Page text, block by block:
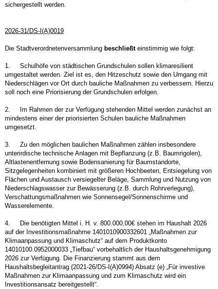
sichergestellt werden.
2026-31/DS-I(A)0019
Die Stadtverordnetenversammlung beschließteinstimmig wie folgt:
1.
Schulhöfe von städtischen Grundschulen sollen klimaresilient
umgestaltet werden. Ziel ist es, den Hitzeschutz sowie den Umgang mit
Niederschlägen vor Ort durch bauliche Maßnahmen zu verbessern. Hierzu
soll noch eine Priorisierung der Grundschulen erfolgen.
2.
Im Rahmen der zur Verfügung stehenden Mittel werden zunächst an
mindestens einer der priorisierten Schulen bauliche Maßnahmen
umgesetzt.
3.
Zu den möglichen baulichen Maßnahmen zählen insbesondere
unterirdische technische Anlagen mit Bepflanzung (z.B. Baumrigolen),
Altlastenentfernung sowie Bodensanierung für Baumstandorte,
Sitzgelegenheiten kombiniert mit größeren Hochbeeten, Entsiegelung von
Flächen und Austausch versiegelter Beläge, Sammlung und Nutzung von
Niederschlagswasser zur Bewässerung (z.B. durch Rohrverlegung),
Verschattungsmaßnahmen wie Sonnensegel/Sonnenschirme und
Wasserelemente.
4.
Die benötigten Mittel i. H. v. 800.000,00€ stehen im Haushalt 2026
auf der Investitionsmaßnahme 1401010900332601 „Maßnahmen zur
Klimaanpassung und Klimaschutz“ auf dem Produktkonto
14010100.0952000033 „Tiefbau“ vorbehaltlich der Haushaltsgenehmigung
2026 zur Verfügung. Die Finanzierung stammt aus dem
Haushaltsbegleitantrag (2021-26/DS-I(A)0994) Absatz (e) „Für investive
Maßnahmen zur Klimaanpassung und zum Klimaschutz wird ein
Investitionsansatz bereitgestellt“.